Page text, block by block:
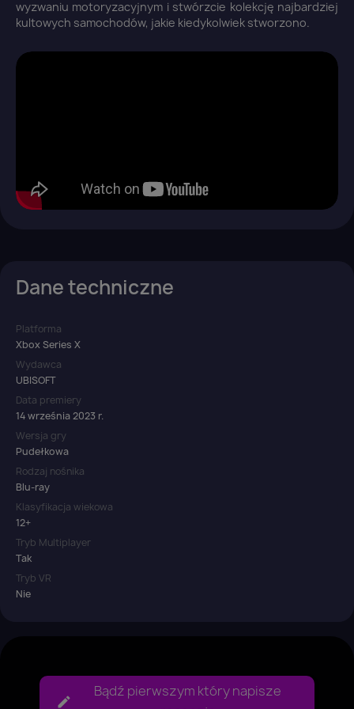
wyzwaniu motoryzacyjnym i stwórzcie kolekcję najbardziej
kultowych samochodów, jakie kiedykolwiek stworzono.
Dane techniczne
Platforma
Xbox Series X
Wydawca
UBISOFT
Data premiery
14 września 2023 r.
Wersja gry
Pudełkowa
Rodzaj nośnika
Blu-ray
Klasyfikacja wiekowa
12+
Tryb Multiplayer
Tak
Tryb VR
Nie
Bądź pierwszym który napisze
You need to be logged in to save products in your
wish list.